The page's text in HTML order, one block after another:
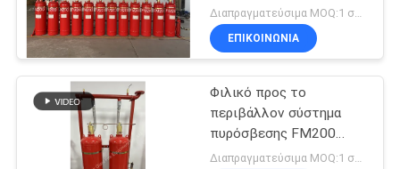
δωμάτιο
τηλεπικοινωνιών
Διαπραγματεύσιμα MOQ:1 σύνολο
ΕΠΙΚΟΙΝΩΝΊΑ
Φιλικό προς το
περιβάλλον σύστημα
πυρόσβεσης FM200
χωρίς ρύπανση